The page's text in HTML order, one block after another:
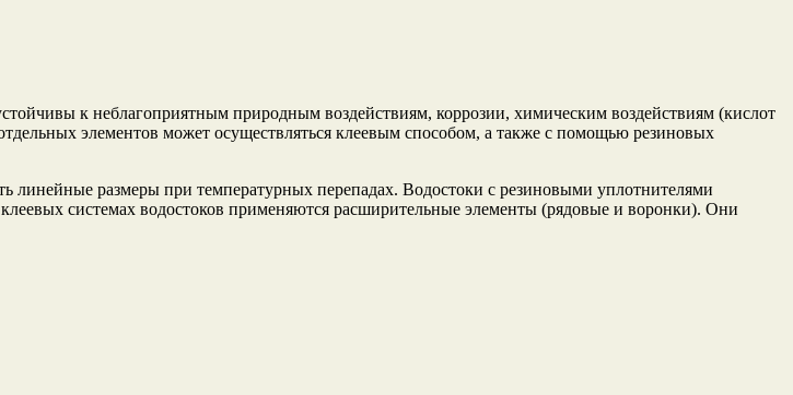
к неблагоприятным природным воздействиям, коррозии, химическим воздействиям (кислот
элементов может осуществляться клеевым способом, а также с помощью резиновых
линейные размеры при температурных перепадах. Водостоки с резиновыми уплотнителями
системах водостоков применяются расширительные элементы (рядовые и воронки). Они